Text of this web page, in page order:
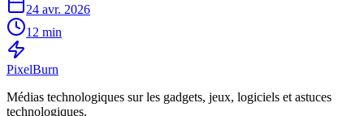
24 avr. 2026
12 min
PixelBurn
Médias technologiques sur les gadgets, jeux, logiciels et astuces
technologiques.